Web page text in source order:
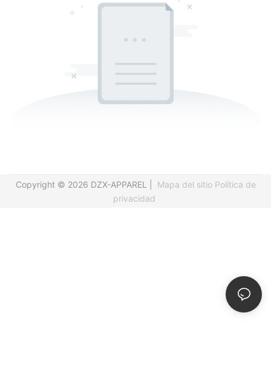
Copyright © 2026 DZX-APPAREL | Mapa del sitio Política de
privacidad